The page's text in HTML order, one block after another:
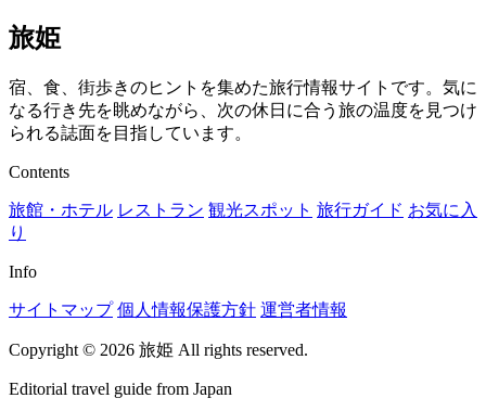
旅姫
宿、食、街歩きのヒントを集めた旅行情報サイトです。気に
なる行き先を眺めながら、次の休日に合う旅の温度を見つけ
られる誌面を目指しています。
Contents
旅館・ホテル レストラン 観光スポット 旅行ガイド お気に入
り
Info
サイトマップ 個人情報保護方針 運営者情報
Copyright © 2026 旅姫 All rights reserved.
Editorial travel guide from Japan